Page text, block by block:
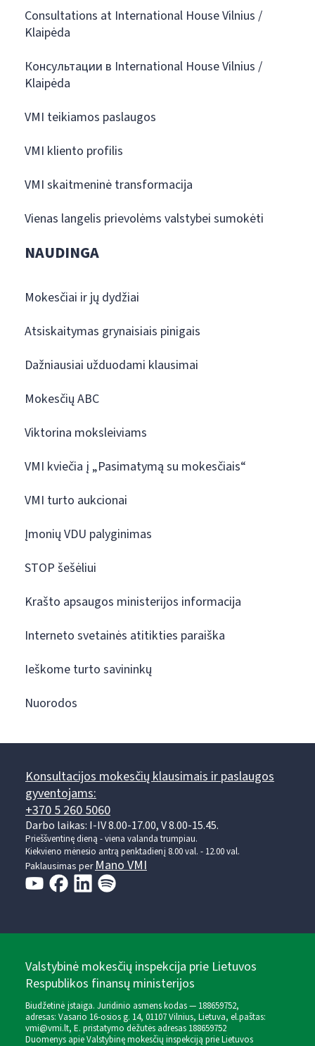
Consultations at International House Vilnius /
Klaipėda
Консультации в International House Vilnius /
Klaipėda
VMI teikiamos paslaugos
VMI kliento profilis
VMI skaitmeninė transformacija
Vienas langelis prievolėms valstybei sumokėti
NAUDINGA
Mokesčiai ir jų dydžiai
Atsiskaitymas grynaisiais pinigais
Dažniausiai užduodami klausimai
Mokesčių ABC
Viktorina moksleiviams
VMI kviečia į „Pasimatymą su mokesčiais“
VMI turto aukcionai
Įmonių VDU palyginimas
STOP šešėliui
Krašto apsaugos ministerijos informacija
Interneto svetainės atitikties paraiška
Ieškome turto savininkų
Nuorodos
Konsultacijos mokesčių klausimais ir paslaugos
gyventojams:
+370 5 260 5060
Darbo laikas: I-IV 8.00-17.00, V 8.00-15.45.
Prieššventinę dieną - viena valanda trumpiau.
Kiekvieno mėnesio antrą penktadienį 8.00 val. - 12.00 val.
Paklausimas perMano VMI
Valstybinė mokesčių inspekcija prie Lietuvos
Respublikos finansų ministerijos
Biudžetinė įstaiga. Juridinio asmens kodas — 188659752,
adresas: Vasario 16-osios g. 14, 01107 Vilnius, Lietuva, el.paštas:
vmi@vmi.lt, E. pristatymo dėžutės adresas 188659752
Duomenys apie Valstybinę mokesčių inspekciją prie Lietuvos